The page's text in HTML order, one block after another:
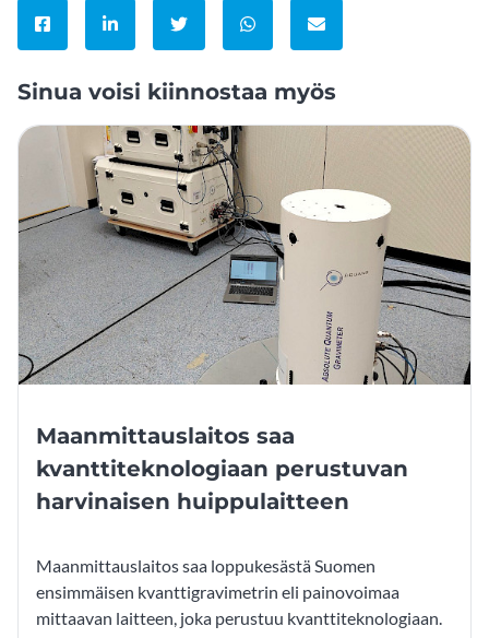
Jaa Facebookissa
Jaa LinkedInissä
Jaa TwitterissäJaa WhatsAppissa
Jaa sähköpostitse
Sinua voisi kiinnostaa myös
Maanmittauslaitos saa
kvanttiteknologiaan perustuvan
harvinaisen huippulaitteen
Maanmittauslaitos saa loppukesästä Suomen
ensimmäisen kvanttigravimetrin eli painovoimaa
mittaavan laitteen, joka perustuu kvanttiteknologiaan.